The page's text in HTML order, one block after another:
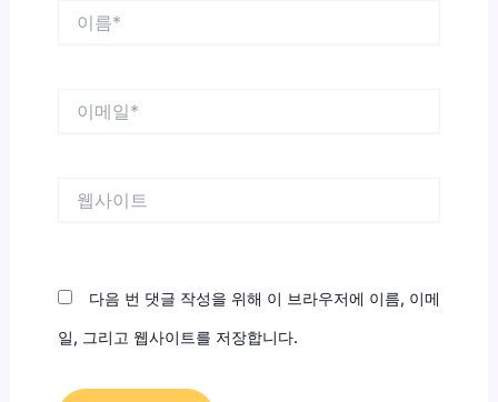
다음 번 댓글 작성을 위해 이 브라우저에 이름, 이메
일, 그리고 웹사이트를 저장합니다.